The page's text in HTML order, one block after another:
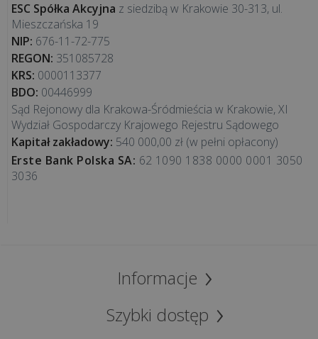
ESC Spółka Akcyjna z siedzibą w Krakowie 30-313, ul.
Mieszczańska 19
NIP: 676-11-72-775
REGON: 351085728
KRS: 0000113377
BDO: 00446999
Sąd Rejonowy dla Krakowa-Śródmieścia w Krakowie, XI
Wydział Gospodarczy Krajowego Rejestru Sądowego
Kapitał zakładowy: 540 000,00 zł (w pełni opłacony)
Erste Bank Polska SA: 62 1090 1838 0000 0001 3050
3036
Informacje
Szybki dostęp